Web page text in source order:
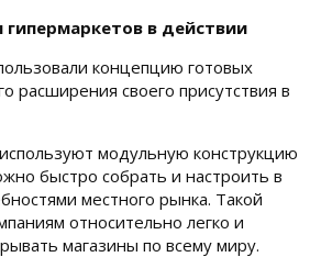
в действии
концепцию готовых
расширения своего присутствия в
модульную конструкцию
быстро собрать и настроить в
местного рынка. Такой
относительно легко и
магазины по всему миру.